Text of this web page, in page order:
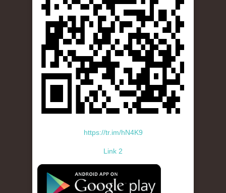
https://tr.im/hN4K9
Link 2
standard-icon-googleplay-app-store.png